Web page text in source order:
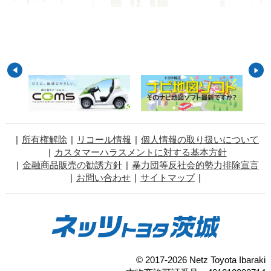
所有権解除 リコール情報
個人情報の取り扱いについて
カスタマーハラスメントに対する基本方針
金融商品販売の勧誘方針
暴力団等反社会的勢力排除宣言
お問い合わせ
サイトマップ
© 2017-2026 Netz Toyota Ibaraki